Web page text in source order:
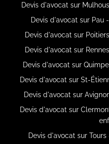
Devis d'avocat sur
Devis d'avocat sur
Devis d'avocat sur
Devis d'avocat sur
Devis d'avocat sur
Devis d'avocat sur St-
Devis d'avocat sur
Devis d'avocat sur
Devis d'avocat sur